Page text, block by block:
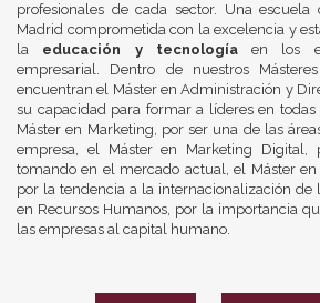
profesionales de cada sector. Una escuela
Madrid comprometida con la excelencia y
la educación y tecnologíaen los
empresarial. Dentro de nuestros
encuentran el Máster en Administración y
su capacidad para formar a líderes en
Máster en Marketing, por ser una de las
empresa, el Máster en Marketing
tomando en el mercado actual, el Máster en
por la tendencia a la internacionalización de
en Recursos Humanos, por la importancia
las empresas al capital humano.